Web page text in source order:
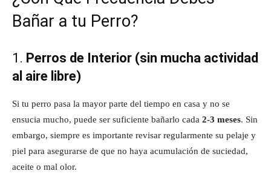
Bañar a tu Perro?
1. Perros de Interior (sin mucha actividad
al aire libre)
Si tu perro pasa la mayor parte del tiempo en casa y no se
ensucia mucho, puede ser suficiente bañarlo cada 2-3 meses. Sin
embargo, siempre es importante revisar regularmente su pelaje y
piel para asegurarse de que no haya acumulación de suciedad,
aceite o mal olor.